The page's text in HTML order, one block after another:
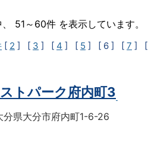
51～60件 を表示しています。
[ 2 ] [ 3 ] [ 4 ] [ 5 ] [ 6 ] [ 7 ] [
ストパーク府内町3
分県大分市府内町1-6-26